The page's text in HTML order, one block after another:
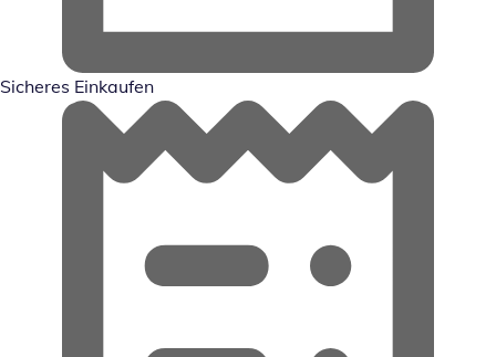
Sicheres Einkaufen